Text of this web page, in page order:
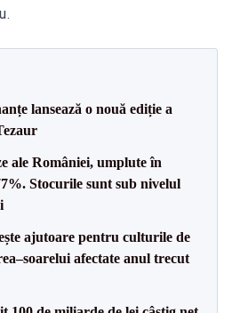
lansează o nouă ediție a
ale României, umplute în
Stocurile sunt sub nivelul
ajutoare pentru culturile de
afectate anul trecut